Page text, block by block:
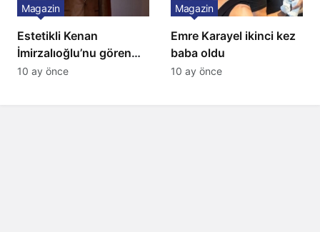
Estetikli Kenan
İmirzalıoğlu’nu gören
tanıyamıyor: Son hali
Magazin
10 ay önce
Emre Karayel ikinci kez
baba oldu
Magazin
10 ay önce